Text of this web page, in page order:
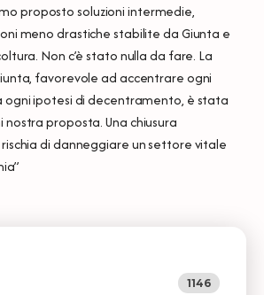
proposto soluzioni intermedie,
meno drastiche stabilite da Giunta e
Non c’è stato nulla da fare. La
favorevole ad accentrare ogni
ipotesi di decentramento, è stata
proposta. Una chiusura
di danneggiare un settore vitale
1146